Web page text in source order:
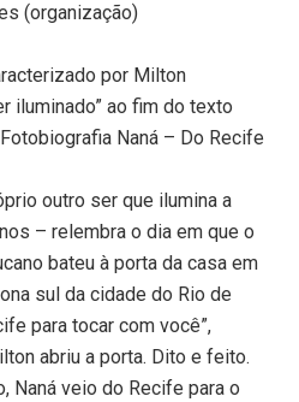
(organização)
por Milton
iluminado” ao fim do texto
Naná – Do Recife
outro ser que ilumina a
– relembra o dia em que o
bateu à porta da casa em
sul da cidade do Rio de
para tocar com você”,
abriu a porta. Dito e feito.
Naná veio do Recife para o